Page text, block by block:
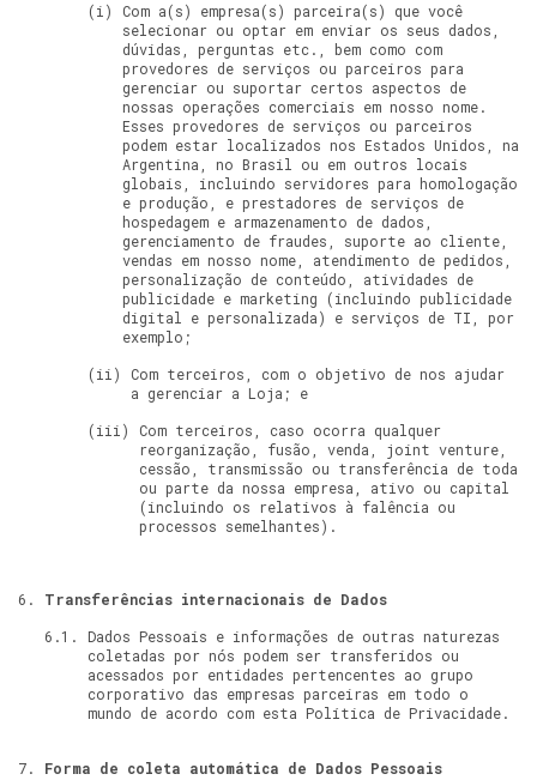
Com a(s) empresa(s) parceira(s) que você
selecionar ou optar em enviar os seus dados,
dúvidas, perguntas etc., bem como com
provedores de serviços ou parceiros para
gerenciar ou suportar certos aspectos de
nossas operações comerciais em nosso nome.
Esses provedores de serviços ou parceiros
podem estar localizados nos Estados Unidos, na
Argentina, no Brasil ou em outros locais
globais, incluindo servidores para homologação
e produção, e prestadores de serviços de
hospedagem e armazenamento de dados,
gerenciamento de fraudes, suporte ao cliente,
vendas em nosso nome, atendimento de pedidos,
personalização de conteúdo, atividades de
publicidade e marketing (incluindo publicidade
digital e personalizada) e serviços de TI, por
exemplo;
Com terceiros, com o objetivo de nos ajudar
a gerenciar a Loja; e
Com terceiros, caso ocorra qualquer
reorganização, fusão, venda, joint venture,
cessão, transmissão ou transferência de toda
ou parte da nossa empresa, ativo ou capital
(incluindo os relativos à falência ou
processos semelhantes).
Transferências internacionais de Dados
Dados Pessoais e informações de outras naturezas
coletadas por nós podem ser transferidos ou
acessados por entidades pertencentes ao grupo
corporativo das empresas parceiras em todo o
mundo de acordo com esta Política de Privacidade.
Forma de coleta automática de Dados Pessoais